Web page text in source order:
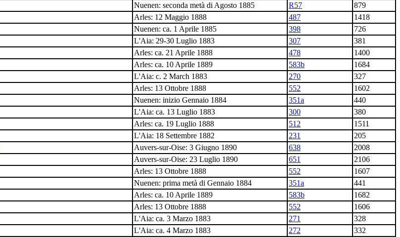
Nuenen: seconda metà di Agosto 1885 R57
879
Arles: 12 Maggio 1888 487
1418
Nuenen: ca. 1 Aprile 1885 398
726
L'Aia: 29-30 Luglio 1883 307
381
Arles: ca. 21 Aprile 1888 478
1400
Arles: ca. 10 Aprile 1889 583b
1684
L'Aia: c. 2 March 1883 270
327
Arles: 13 Ottobre 1888 552
1602
Nuenen: inizio Gennaio 1884 351a
440
L'Aia: ca. 13 Luglio 1883 300
380
Arles: ca. 19 Luglio 1888 512
1511
L'Aia: 18 Settembre 1882 231
205
Auvers-sur-Oise: 3 Giugno 1890 638
2008
Auvers-sur-Oise: 23 Luglio 1890 651
2106
Arles: 13 Ottobre 1888 552
1607
Nuenen: prima metà di Gennaio 1884 351a
441
Arles: ca. 10 Aprile 1889 583b
1682
Arles: 13 Ottobre 1888 552
1606
L'Aia: ca. 3 Marzo 1883 271
328
L'Aia: ca. 4 Marzo 1883 272
332